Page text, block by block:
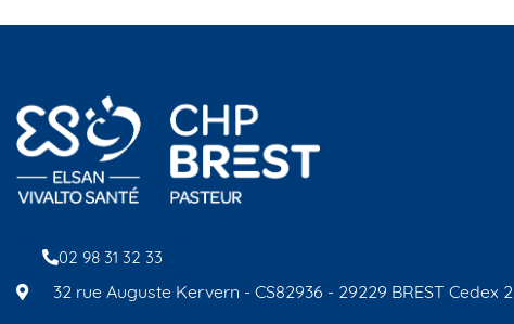
02 98 31 32 33
32 rue Auguste Kervern - CS82936 - 29229 BREST Cedex 2